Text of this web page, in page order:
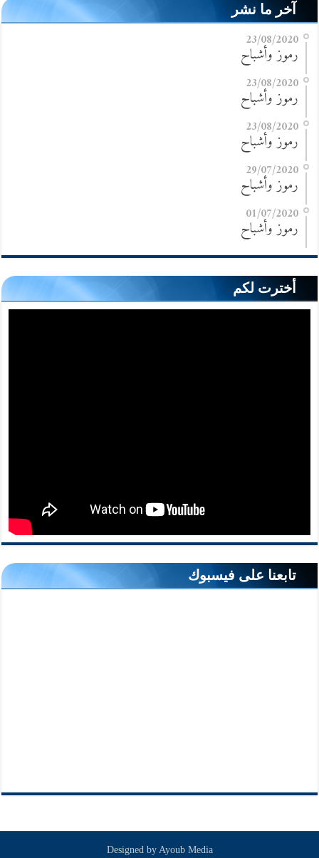
آخر ما نشر
23/08/2020
رموز وأشباح
23/08/2020
رموز وأشباح
23/08/2020
رموز وأشباح
29/07/2020
رموز وأشباح
01/07/2020
رموز وأشباح
أخترت لكم
تابعنا على فيسبوك
Designed by Ayoub Media